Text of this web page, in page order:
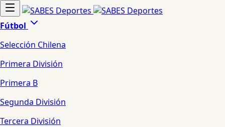
Fútbol
Selección Chilena
Primera División
Primera B
Segunda División
Tercera División